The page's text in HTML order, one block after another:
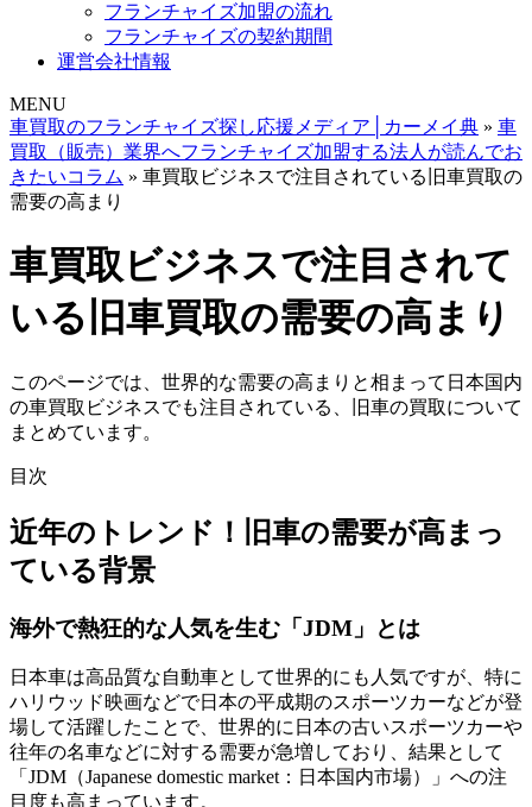
フランチャイズ加盟の流れ
フランチャイズの契約期間
運営会社情報
MENU
車買取のフランチャイズ探し応援メディア│カーメイ典 » 車
買取（販売）業界へフランチャイズ加盟する法人が読んでお
きたいコラム » 車買取ビジネスで注目されている旧車買取の
需要の高まり
車買取ビジネスで注目されて
いる旧車買取の需要の高まり
このページでは、世界的な需要の高まりと相まって日本国内
の車買取ビジネスでも注目されている、旧車の買取について
まとめています。
目次
近年のトレンド！旧車の需要が高まっ
ている背景
海外で熱狂的な人気を生む「JDM」とは
日本車は高品質な自動車として世界的にも人気ですが、特に
ハリウッド映画などで日本の平成期のスポーツカーなどが登
場して活躍したことで、世界的に日本の古いスポーツカーや
往年の名車などに対する需要が急増しており、結果として
「JDM（Japanese domestic market：日本国内市場）」への注
目度も高まっています。